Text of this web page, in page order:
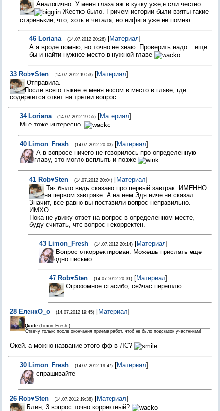
Аналогично. У меня глаза аж в кучку уже,е сли честно
Жестко было. Причем истории были взяты такие
старенькие, что, хоть и читала, но нифига уже не помню.
46 Loriana (14.07.2012 20:26) [Материал]
А я вроде помню, но точно не знаю. Проверить надо... еще
бы и найти нужное место в нужной главе
33 Rob♥Sten (14.07.2012 19:53) [Материал]
Отправила.
После всего тыкнете меня носом в место в главе, где
содержится ответ на третий вопрос.
34 Loriana (14.07.2012 19:55) [Материал]
Мне тоже интересно.
40 Limon_Fresh (14.07.2012 20:03) [Материал]
А в вопросе ничего не говорилось про определенную
главу, это могло всплыть и позже
41 Rob♥Sten (14.07.2012 20:04) [Материал]
Так было ведь сказано про первый завтрак. ИМЕННО
на первом завтраке. А на нем Эдя ниче не сказал.
Значит, все равно вы поставили вопрос неправильно.
ИМХО
Пока не увижу ответ на вопрос в определенном месте,
буду считать, что вопрос некорректен.
43 Limon_Fresh (14.07.2012 20:14) [Материал]
Вопрос откорректирован. Можешь прислать еще
одно письмо.
47 Rob♥Sten (14.07.2012 20:31) [Материал]
Огрооомное спасибо, сейчас перешлю.
28 ЕленкО_о (14.07.2012 19:45) [Материал]
Quote (Limon_Fresh )
Отвечу только после окончания приема работ, чтоб не было подсказок участникам!
Окей, а можно название этого фф в ЛС?
30 Limon_Fresh (14.07.2012 19:47) [Материал]
спрашивайте
26 Rob♥Sten (14.07.2012 19:38) [Материал]
Блин, 3 вопрос точно корректный?